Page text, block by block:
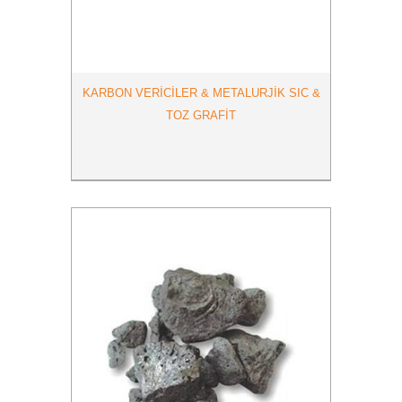
KARBON VERİCİLER & METALURJİK SIC &
TOZ GRAFİT